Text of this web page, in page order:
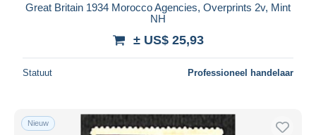
Great Britain 1934 Morocco Agencies, Overprints 2v, Mint
NH
± US$ 25,93
Statuut Professioneel handelaar
Nieuw